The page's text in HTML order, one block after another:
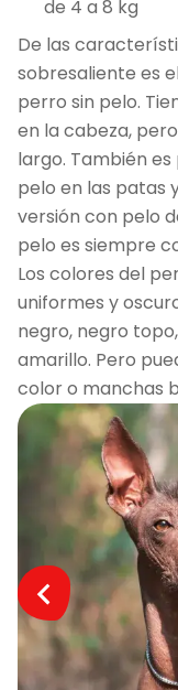
de 4 a 8 kg
De las
sobresaliente es
perro sin pelo.
en la cabeza,
largo. También
pelo en las patas
versión con pelo
pelo es siempre
Los colores del
uniformes y
negro, negro
amarillo. Pero
color o manchas